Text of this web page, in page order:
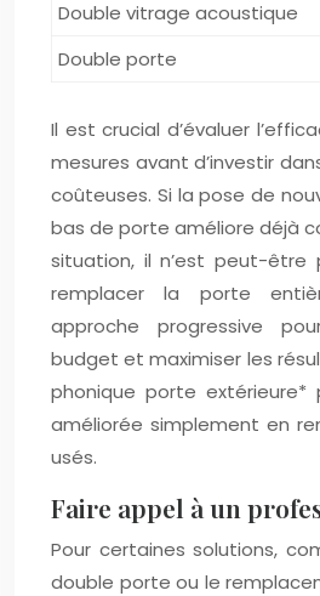
Double vitrage acoustique
Double porte
Il est crucial d’évaluer
mesures avant d’investir
coûteuses. Si la pose de
bas de porte améliore déjà
situation, il n’est peut-être
remplacer la porte
approche progressive
budget et maximiser les
phonique porte
améliorée simplement en
usés.
Faire appel à un
Pour certaines solutions,
double porte ou le